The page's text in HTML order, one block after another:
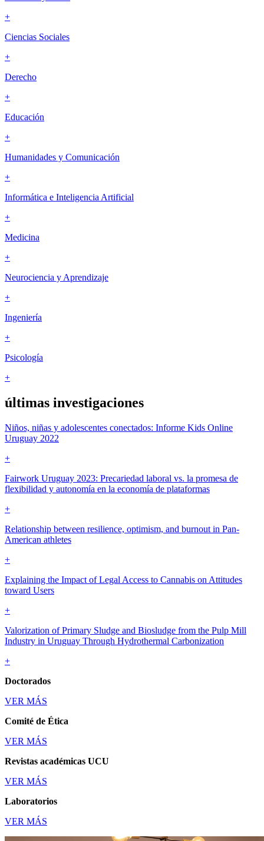
+
Ciencias Sociales
+
Derecho
+
Educación
+
Humanidades y Comunicación
+
Informática e Inteligencia Artificial
+
Medicina
+
Neurociencia y Aprendizaje
+
Ingeniería
+
Psicología
+
últimas investigaciones
Niños, niñas y adolescentes conectados: Informe Kids Online
Uruguay 2022
+
Fairwork Uruguay 2023: Precariedad laboral vs. la promesa de
flexibilidad y autonomía en la economía de plataformas
+
Relationship between resilience, optimism, and burnout in Pan-
American athletes
+
Explaining the Impact of Legal Access to Cannabis on Attitudes
toward Users
+
Valorization of Primary Sludge and Biosludge from the Pulp Mill
Industry in Uruguay Through Hydrothermal Carbonization
+
Doctorados
VER MÁS
Comité de Ética
VER MÁS
Revistas académicas UCU
VER MÁS
Laboratorios
VER MÁS